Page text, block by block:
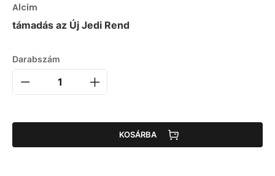
Alcím
támadás az Új Jedi Rend
Darabszám
KOSÁRBA